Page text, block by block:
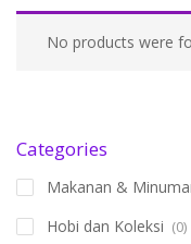
No products were
Categories
Makanan &
Hobi dan Koleksi (0)